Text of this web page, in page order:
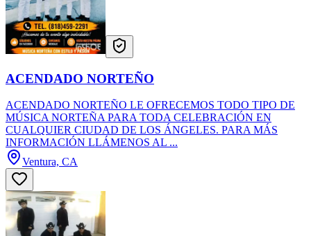
ACENDADO NORTEÑO
ACENDADO NORTEÑO LE OFRECEMOS TODO TIPO DE
MÚSICA NORTEÑA PARA TODA CELEBRACIÓN EN
CUALQUIER CIUDAD DE LOS ÁNGELES. PARA MÁS
INFORMACIÓN LLÁMENOS AL ...
Ventura, CA